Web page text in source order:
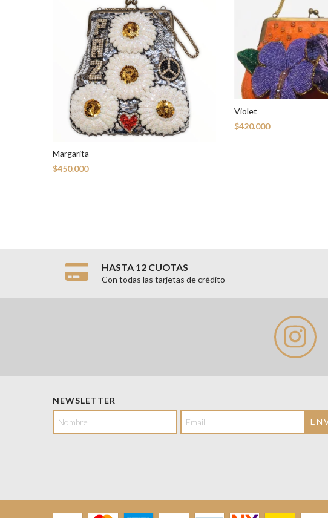
Margarita
$450.000
Violet
$420.000
HASTA 12 CUOTAS
Con todas las tarjetas de crédito
NEWSLETTER